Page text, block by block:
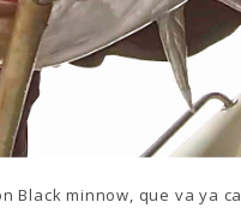
Black minnow, que va ya